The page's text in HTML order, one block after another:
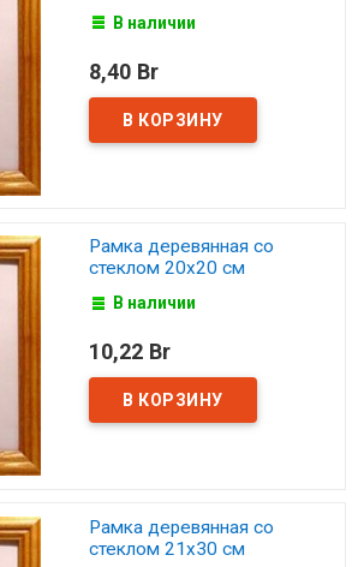
В наличии
8,40 Br
Рамка деревянная со
стеклом 20х20 см
В наличии
10,22 Br
Рамка деревянная со
стеклом 21х30 см